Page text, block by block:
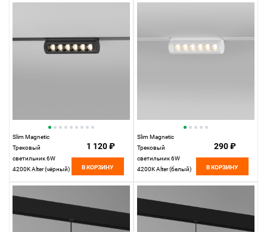
Slim Magnetic
Трековый
светильник 6W
4200K Alter (чёрный)
1 120 ₽
В КОРЗИНУ
Slim Magnetic
Трековый
светильник 6W
4200K Alter (белый)
290 ₽
В КОРЗИНУ